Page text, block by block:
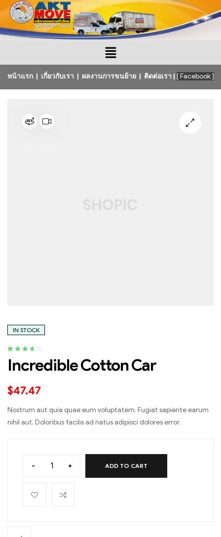
หน้าแรก| เกี่ยวกับเรา | ผลงานการขนย้าย| ติดต่อเรา | [ Facebook ]
IN STOCK
out of 5
ratings
Incredible Cotton Car
$47.47
Nostrum aut quia quae eum voluptatem. Fugiat sapiente earum
nihil aut. Doloribus facilis ad natus adipisci dolores error.
- + ADD TO CART